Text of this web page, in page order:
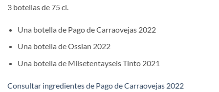
3 botellas de 75 cl.
Una botella de Pago de Carraovejas 2022
Una botella de Ossian 2022
Una botella de Milsetentayseis Tinto 2021
Consultar ingredientes de Pago de Carraovejas 2022